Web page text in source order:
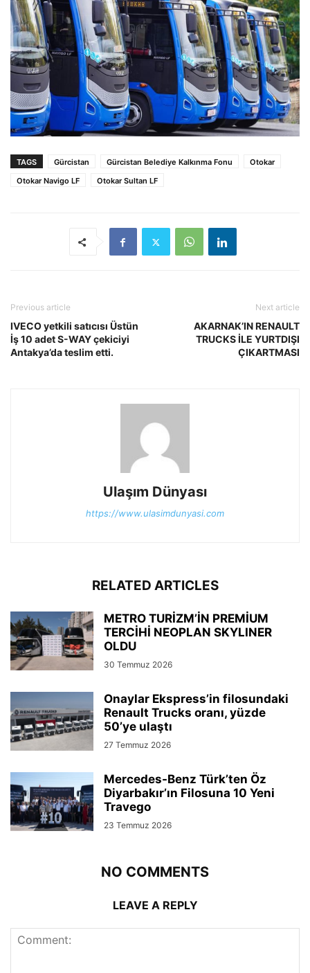
TAGS Gürcistan Gürcistan Belediye Kalkınma Fonu
Otokar
Otokar Navigo LF
Otokar Sultan LF
Previous article
IVECO yetkili satıcısı Üstün
İş 10 adet S-WAY çekiciyi
Antakya’da teslim etti.
Next article
AKARNAK’IN RENAULT
TRUCKS İLE YURTDIŞI
ÇIKARTMASI
Ulaşım Dünyası
https://www.ulasimdunyasi.com
RELATED ARTICLES
METRO TURİZM’İN PREMİUM
TERCİHİ NEOPLAN SKYLINER
OLDU
30 Temmuz 2026
Onaylar Ekspress’in filosundaki
Renault Trucks oranı, yüzde
50’ye ulaştı
27 Temmuz 2026
Mercedes-Benz Türk’ten Öz
Diyarbakır’ın Filosuna 10 Yeni
Travego
23 Temmuz 2026
NO COMMENTS
LEAVE A REPLY